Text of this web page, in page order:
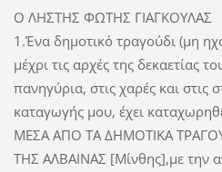
Ο ΛΗΣΤΗΣ ΦΩΤΗΣ ΓΙΑΓΚΟΥΛΑΣ
1.Ένα δημοτικό τραγούδι (μη
μέχρι τις αρχές της δεκαετίας
πανηγύρια, στις χαρές και στις
καταγωγής μου, έχει
ΜΕΣΑ ΑΠΟ ΤΑ ΔΗΜΟΤΙΚΑ
ΤΗΣ ΑΛΒΑΙΝΑΣ [Μίνθης],με την